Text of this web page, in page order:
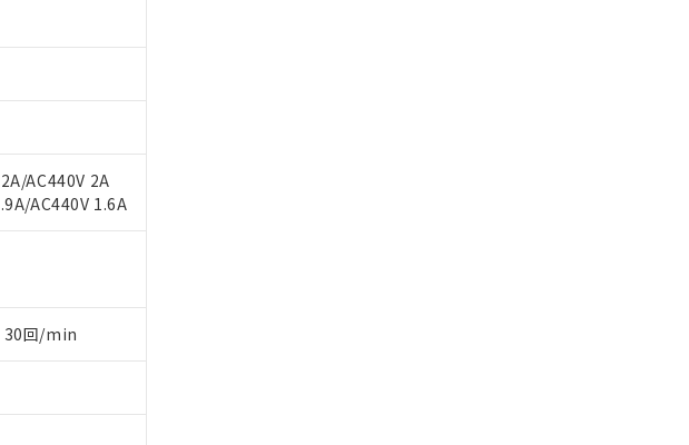
AC440V 2A
AC440V 1.6A
30回/min
よび標準価格(税抜)を提供させていただ
なる商品もあることをご了承ください。
点での社内データに基づき作成されるも
は異なる場合があることをご了承くださ
お客様担当のオムロン制御機器販売店・
ーク
」をご確認ください。
に漏洩または開示しないようお願いしま
で、対応品を出す予定はありません。
査中または確認中の商品です。
い商品です。
判明した場合などやむを得ず変更すること
、
リ臭化ジフェニルエーテル類(PBDE) 1000ppm以下、
チルベンジル（BBP） 1000ppm以下、フタル酸ジブチ
認しています。
ります。
とを示します。
ことを示します。
ポリ臭化ジフェニルエーテル類) : 1000ppm、
フタル酸ブチルベンジル) : 1000ppm、
を示します。
環境に深刻な影響を及ぼさない年数を意
に定める商品（以下｢規制貨物等」とい
出許可(または役務取引許可)を取得する
またはその他武器並びにこれらの製造装
び3の内容を当該第三者に通知します。
するおそれがある場合は、取り引きをい
先、またはお客様担当のオムロン制御